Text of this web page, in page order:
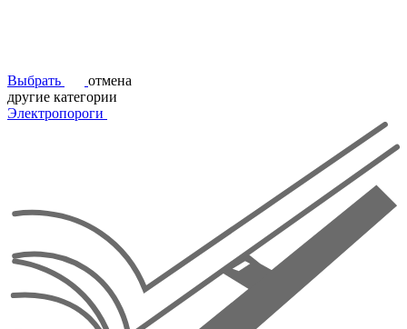
Выбрать
отмена
другие категории
Электропороги